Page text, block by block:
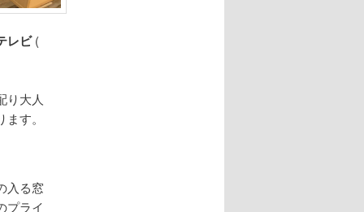
レビ(
り大人
す。
入る窓
プライ